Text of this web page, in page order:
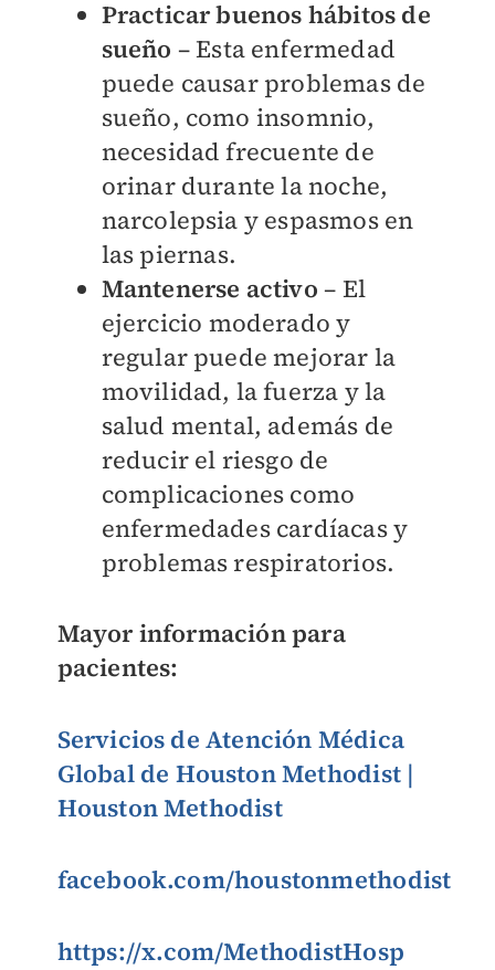
Practicar buenos hábitos de
sueño – Esta enfermedad
puede causar problemas de
sueño, como insomnio,
necesidad frecuente de
orinar durante la noche,
narcolepsia y espasmos en
las piernas.
Mantenerse activo– El
ejercicio moderado y
regular puede mejorar la
movilidad, la fuerza y la
salud mental, además de
reducir el riesgo de
complicaciones como
enfermedades cardíacas y
problemas respiratorios.
Mayor información para
pacientes:
Servicios de Atención Médica
Global de Houston Methodist |
Houston Methodist
facebook.com/houstonmethodist
https://x.com/MethodistHosp